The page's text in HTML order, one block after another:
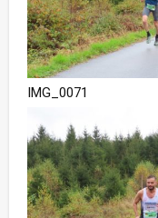
IMG_0071